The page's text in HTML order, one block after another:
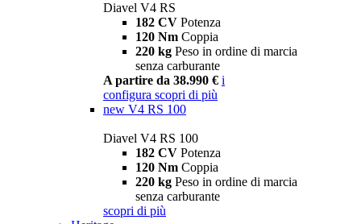
Diavel V4 RS
182 CV Potenza
120 Nm Coppia
220 kg Peso in ordine di marcia
senza carburante
A partire da 38.990 € i
configura scopri di più
new V4 RS 100
Diavel V4 RS 100
182 CV Potenza
120 Nm Coppia
220 kg Peso in ordine di marcia
senza carburante
scopri di più